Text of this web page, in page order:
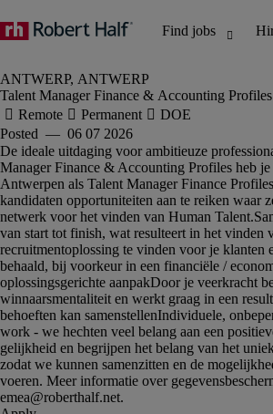
Talent Manager Finance & Accounting Profiles